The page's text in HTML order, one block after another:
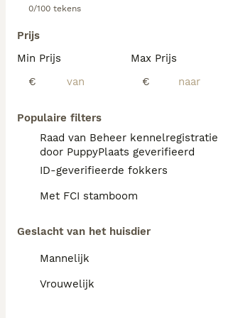
0/100 tekens
Prijs
Min Prijs
€
Max Prijs
€
Populaire filters
Raad van Beheer kennelregistratie
door PuppyPlaats geverifieerd
ID-geverifieerde fokkers
Met FCI stamboom
Geslacht van het huisdier
Mannelijk
Vrouwelijk